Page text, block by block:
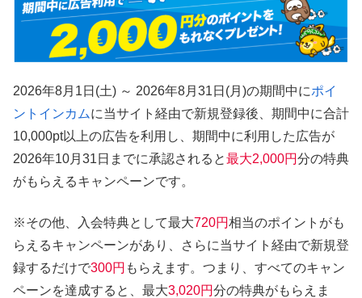
2026年8月1日(土) ～ 2026年8月31日(月)の期間中にポイ
ントインカムに当サイト経由で新規登録後、期間中に合計
10,000pt以上の広告を利用し、期間中に利用した広告が
2026年10月31日までに承認されると最大2,000円分の特典
がもらえるキャンペーンです。
※その他、入会特典として最大720円相当のポイントがも
らえるキャンペーンがあり、さらに当サイト経由で新規登
録するだけで300円 もらえます。つまり、すべてのキャン
ペーンを達成すると、最大3,020円分の特典がもらえま